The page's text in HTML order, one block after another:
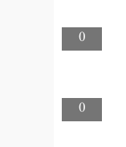
0
0